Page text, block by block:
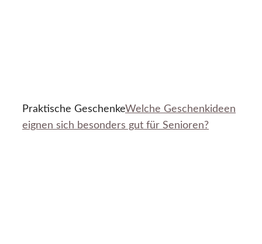
Praktische GeschenkeWelche Geschenkideen
eignen sich besonders gut für Senioren?